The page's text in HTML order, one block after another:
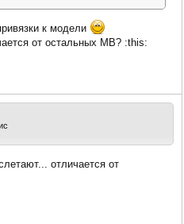
к модели
от остальных МВ? :this:
отличается от